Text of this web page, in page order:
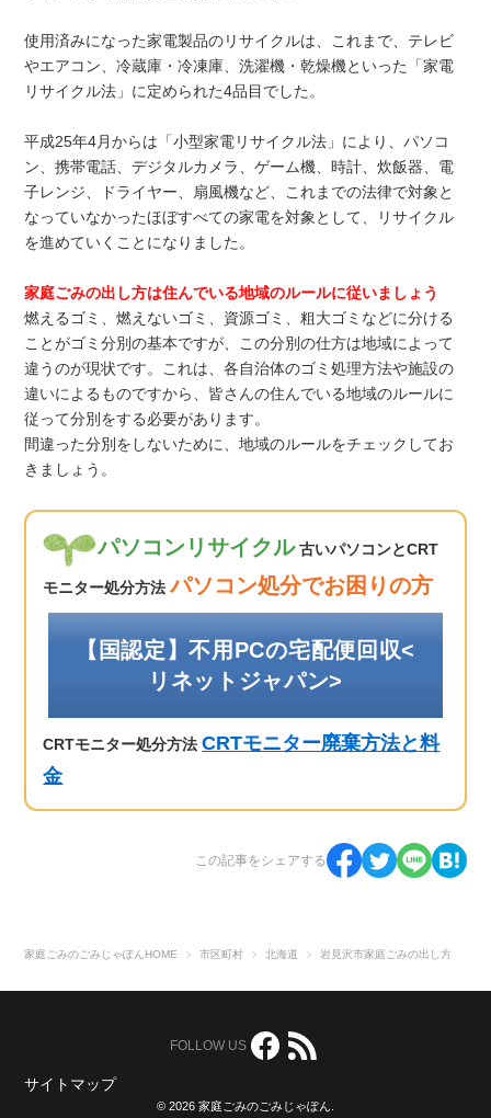
使用済みになった家電製品のリサイクルは、これまで、テレビ
やエアコン、冷蔵庫・冷凍庫、洗濯機・乾燥機といった「家電
リサイクル法」に定められた4品目でした。
平成25年4月からは「小型家電リサイクル法」により、パソコ
ン、携帯電話、デジタルカメラ、ゲーム機、時計、炊飯器、電
子レンジ、ドライヤー、扇風機など、これまでの法律で対象と
なっていなかったほぼすべての家電を対象として、リサイクル
を進めていくことになりました。
家庭ごみの出し方は住んでいる地域のルールに従いましょう
燃えるゴミ、燃えないゴミ、資源ゴミ、粗大ゴミなどに分ける
ことがゴミ分別の基本ですが、この分別の仕方は地域によって
違うのが現状です。これは、各自治体のゴミ処理方法や施設の
違いによるものですから、皆さんの住んでいる地域のルールに
従って分別をする必要があります。
間違った分別をしないために、地域のルールをチェックしてお
きましょう。
パソコンリサイクル 古いパソコンとCRT
モニター処分方法 パソコン処分でお困りの方
【国認定】不用PCの宅配便回収<
リネットジャパン>
CRTモニター処分方法 CRTモニター廃棄方法と料
金
この記事をシェアする
家庭ごみのごみじゃぽんHOME 市区町村 北海道 岩見沢市家庭ごみの出し方
FOLLOW US
サイトマップ
© 2026 家庭ごみのごみじゃぽん.